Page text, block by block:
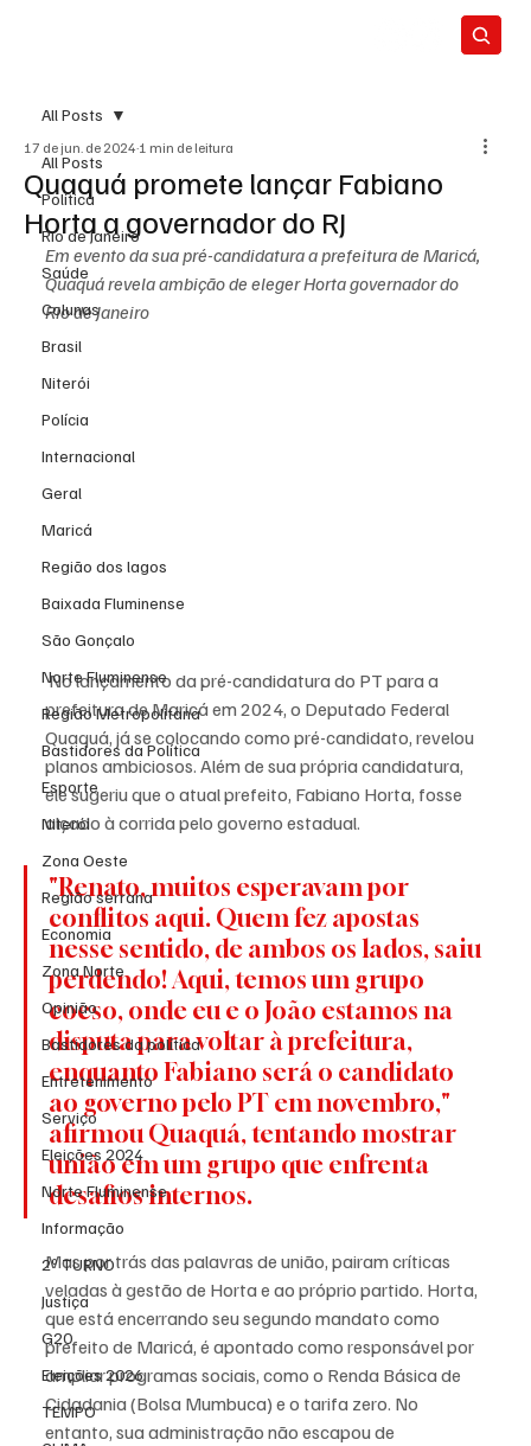
All Posts
Política
Rio de Janeiro
Saúde
Colunas
Brasil
Niterói
Polícia
Internacional
Geral
Maricá
Região dos lagos
Baixada Fluminense
São Gonçalo
Norte Fluminense
Região Metropolitana
Bastidores da Política
Esporte
Niterói
Zona Oeste
Região serrana
Economia
Zona Norte
Opinião
Bastidores da política
Entretenimento
Serviço
Eleições 2024
Norte Fluminense
Informação
2º TURNO
Justiça
G20
Eleições 2026
TEMPO
All Posts
Quaquá promete lançar Fabiano
Horta a governador do RJ
17 de jun. de 2024 1 min de leitura
Em evento da sua pré-candidatura a prefeitura de Maricá,
Quaquá revela ambição de eleger Horta governador do
Rio de Janeiro
No lançamento da pré-candidatura do PT para a
prefeitura de Maricá em 2024, o Deputado Federal
Quaquá, já se colocando como pré-candidato, revelou
planos ambiciosos. Além de sua própria candidatura,
ele sugeriu que o atual prefeito, Fabiano Horta, fosse
alçado à corrida pelo governo estadual.
"Renato, muitos esperavam por
conflitos aqui. Quem fez apostas
nesse sentido, de ambos os lados, saiu
perdendo! Aqui, temos um grupo
coeso, onde eu e o João estamos na
disputa para voltar à prefeitura,
enquanto Fabiano será o candidato
ao governo pelo PT em novembro,"
afirmou Quaquá, tentando mostrar
união em um grupo que enfrenta
desafios internos.
Mas por trás das palavras de união, pairam críticas
veladas à gestão de Horta e ao próprio partido. Horta,
que está encerrando seu segundo mandato como
prefeito de Maricá, é apontado como responsável por
ampliar programas sociais, como o Renda Básica de
Cidadania (Bolsa Mumbuca) e o tarifa zero. No
entanto, sua administração não escapou de